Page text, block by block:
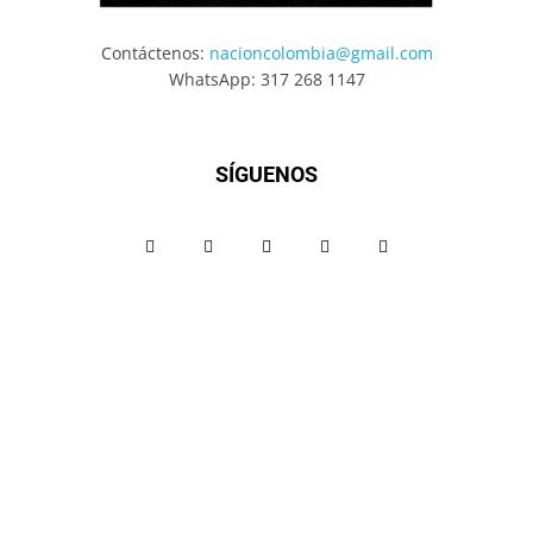
Contáctenos: nacioncolombia@gmail.com
WhatsApp: 317 268 1147
SÍGUENOS